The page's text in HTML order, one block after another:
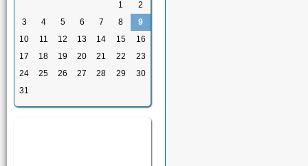
1
2
3
4 5 6 7 8
9
10
11 12 13 14 15
16
17
18 19 20 21 22
23
24
25 26 27 28 29
30
31